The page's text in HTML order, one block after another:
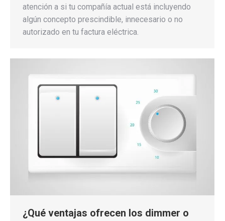
atención a si tu compañía actual está incluyendo
algún concepto prescindible, innecesario o no
autorizado en tu factura eléctrica.
¿Qué ventajas ofrecen los dimmer o